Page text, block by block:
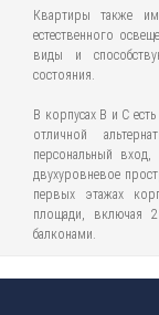
Квартиры также
естественного
виды и
состояния.
В корпусах В и С
отличной
персональный
двухуровневое
первых этажах
площади, включая
балконами.